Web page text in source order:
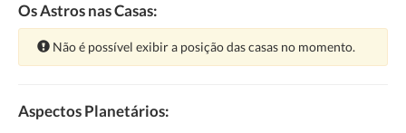
Os Astros nas Casas:
Atenção:
Não é possível exibir a posição das casas no momento.
Aspectos Planetários: